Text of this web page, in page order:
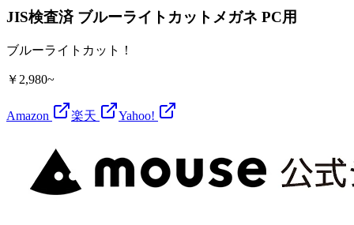
JIS検査済 ブルーライトカットメガネ PC用
ブルーライトカット！
￥2,980~
Amazon 楽天 Yahoo!